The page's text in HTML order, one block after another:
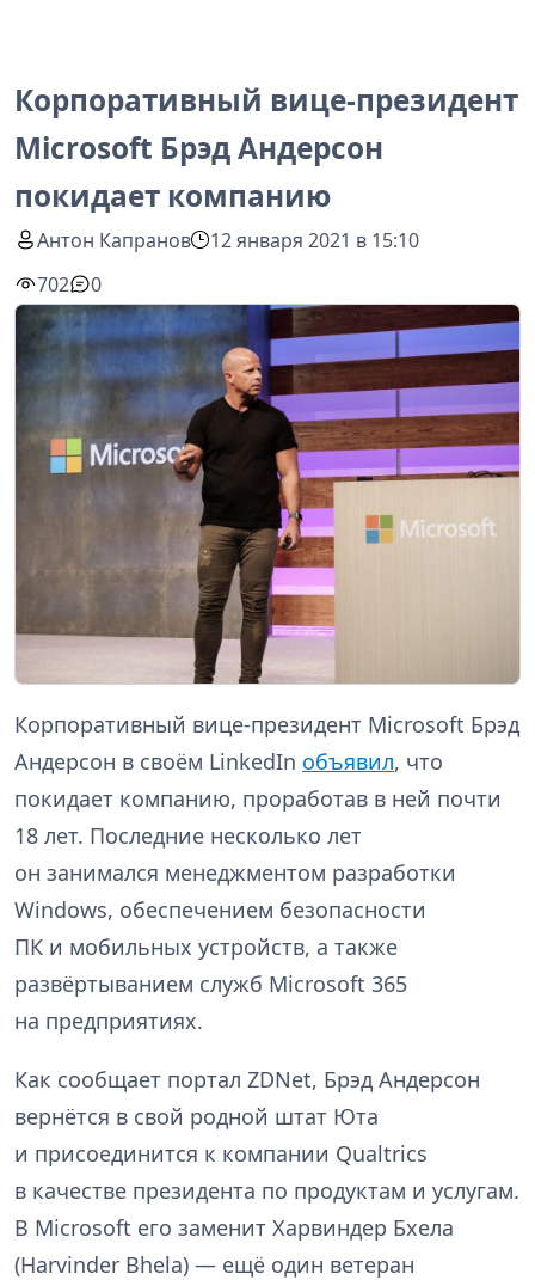
Корпоративный вице-президент
Microsoft Брэд Андерсон
покидает компанию
Антон Капранов
12 января 2021 в 15:10
702
0
Корпоративный вице-президент Microsoft Брэд
Андерсон в своём LinkedIn объявил, что
покидает компанию, проработав в ней почти
18 лет. Последние несколько лет
он занимался менеджментом разработки
Windows, обеспечением безопасности
ПК и мобильных устройств, а также
развёртыванием служб Microsoft 365
на предприятиях.
Как сообщает портал ZDNet, Брэд Андерсон
вернётся в свой родной штат Юта
и присоединится к компании Qualtrics
в качестве президента по продуктам и услугам.
В Microsoft его заменит Харвиндер Бхела
(Harvinder Bhela) — ещё один ветеран